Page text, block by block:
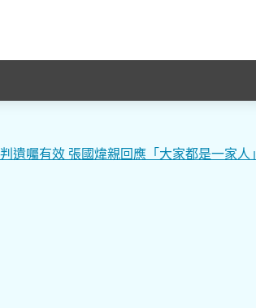
遺囑有效 張國煒親回應「大家都是一家人」